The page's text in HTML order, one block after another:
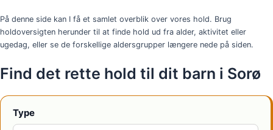
På denne side kan I få et samlet overblik over vores hold. Brug
holdoversigten herunder til at finde hold ud fra alder, aktivitet eller
ugedag, eller se de forskellige aldersgrupper længere nede på siden.
Find det rette hold til dit barn i Sorø
Type